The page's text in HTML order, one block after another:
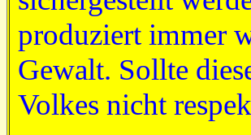
produziert immer
Gewalt. Sollte
Volkes nicht